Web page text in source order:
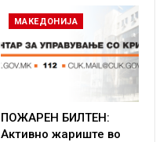
МАКЕДОНИЈА
ПОЖАРЕН БИЛТЕН:
Активно жариште во